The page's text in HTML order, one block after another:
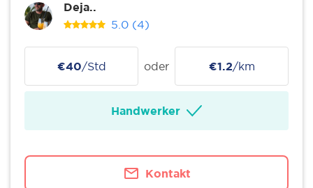
Deja..
5.0 (4)
€40/Std oder €1.2/km
Handwerker
Kontakt